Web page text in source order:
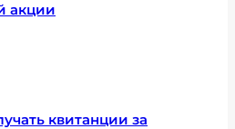
акции
квитанции за